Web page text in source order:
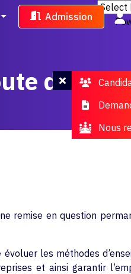
Admission
du
remise en question
les méthodes
et ainsi garantir
Nous